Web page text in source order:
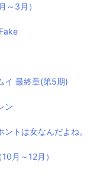
～3月）
イ 最終章(第5期)
ン
ントは女なんだよね。
月～12月）